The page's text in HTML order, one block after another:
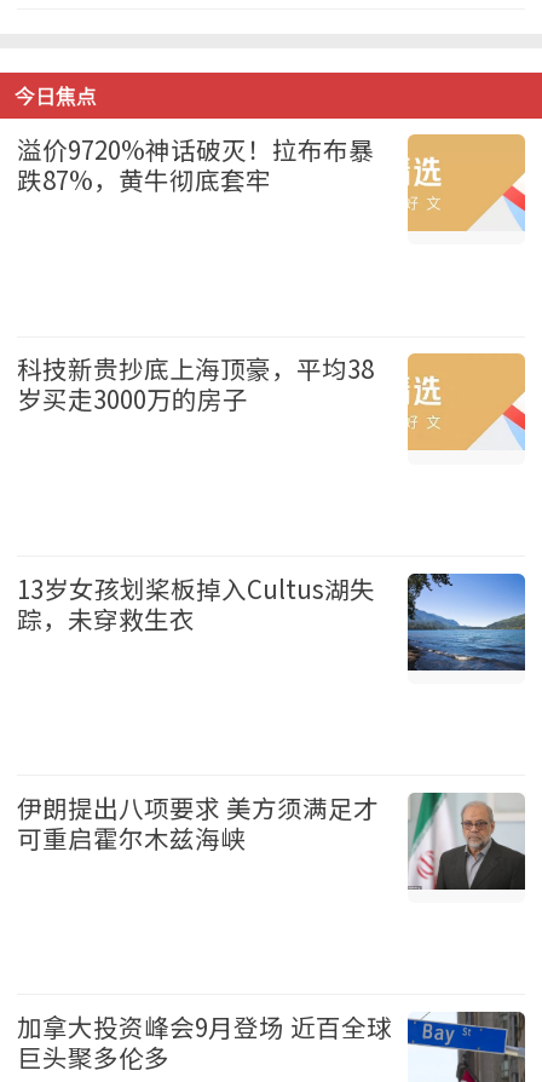
今日焦点
溢价9720%神话破灭！拉布布暴
跌87%，黄牛彻底套牢
科技新贵抄底上海顶豪，平均38
岁买走3000万的房子
13岁女孩划桨板掉入Cultus湖失
踪，未穿救生衣
伊朗提出八项要求 美方须满足才
可重启霍尔木兹海峡
加拿大投资峰会9月登场 近百全球
巨头聚多伦多